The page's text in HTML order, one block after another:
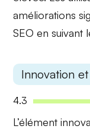
améliorations
SEO en suivant
Innovation
4.3
L’élément